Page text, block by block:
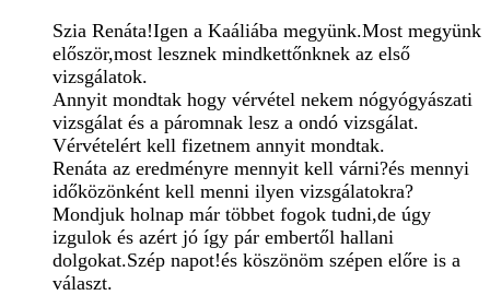
Szia Renáta!Igen a Kaáliába megyünk.Most megyünk
először,most lesznek mindkettőnknek az első
vizsgálatok.
Annyit mondtak hogy vérvétel nekem nógyógyászati
vizsgálat és a páromnak lesz a ondó vizsgálat.
Vérvételért kell fizetnem annyit mondtak.
Renáta az eredményre mennyit kell várni?és mennyi
időközönként kell menni ilyen vizsgálatokra?
Mondjuk holnap már többet fogok tudni,de úgy
izgulok és azért jó így pár embertől hallani
dolgokat.Szép napot!és köszönöm szépen előre is a
választ.